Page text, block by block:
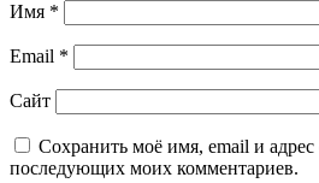
Имя *
Email *
Сайт
Сохранить моё имя, email и адрес
последующих моих комментариев.